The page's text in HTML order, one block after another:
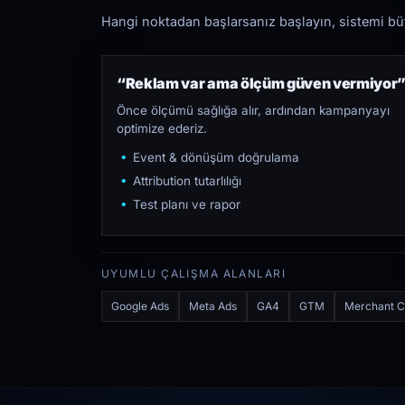
Hangi noktadan başlarsanız başlayın, sistemi
“Reklam var ama ölçüm güven
Önce ölçümü sağlığa alır, ardından kampanyayı
optimize ederiz.
Event & dönüşüm doğrulama
Attribution tutarlılığı
Test planı ve rapor
UYUMLU ÇALIŞMA ALANLARI
Google Ads Meta Ads GA4 GTM Merchant